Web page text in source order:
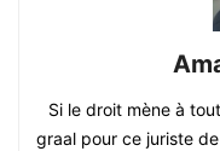
Si le droit mène à
graal pour ce juriste